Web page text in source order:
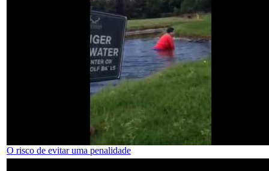
O risco de evitar uma penalidade